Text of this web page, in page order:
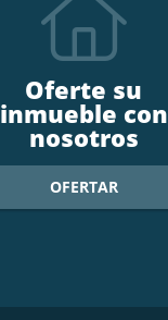
Oferte su
inmueble con
nosotros
OFERTAR